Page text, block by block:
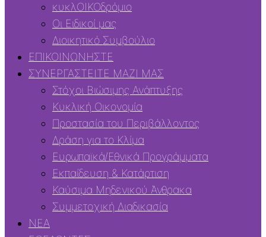
κυκλΟΙΚΟδρόμιο
Οι Ειδικοί μας
Διοικητικό Συμβούλιο
ΕΠΙΚΟΙΝΩΝΗΣΤΕ
ΣΥΝΕΡΓΑΣΤΕΙΤΕ ΜΑΖΙ ΜΑΣ
Στόχοι Βιώσιμης Ανάπτυξης
Κυκλική Οικονομία
Προστασία του Περιβάλλοντος
Δράση για το Κλίμα
Ευρωπαϊκά/Εθνικά Προγράμματα
Εκπαίδευση & Κατάρτιση
Καύσιμα Μηδενικού Άνθρακα
Συμμετοχική Διαδικασία
ΝΕΑ